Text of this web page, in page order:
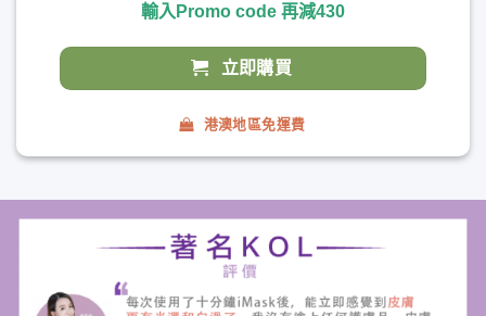
輸入Promo code 再減430
立即購買
港澳地區免運費